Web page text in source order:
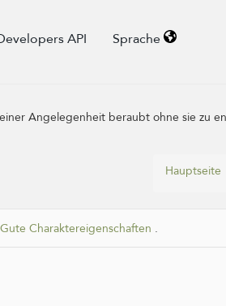
API Sprache
Angelegenheit beraubt ohne sie zu
Hauptseite
Gute Charaktereigenschaften .